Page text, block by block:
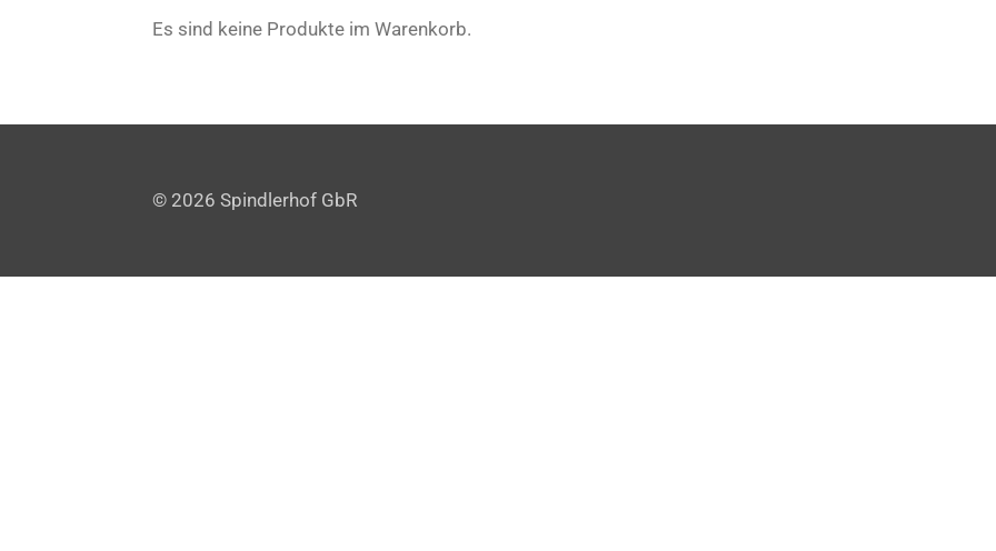
Es sind keine Produkte im Warenkorb.
© 2026 Spindlerhof GbR